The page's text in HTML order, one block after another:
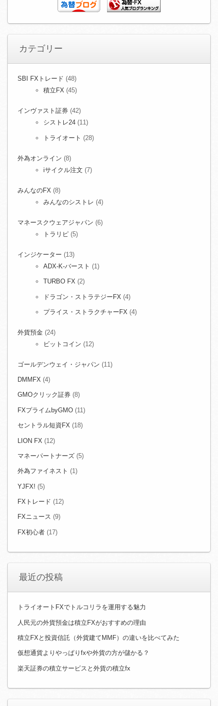
カテゴリー
SBI FXトレード (48)
積立FX (45)
インヴァスト証券 (42)
シストレ24 (11)
トライオート (28)
外為オンライン (8)
iサイクル注文 (7)
みんなのFX (8)
みんなのシストレ (4)
マネースクウェアジャパン (6)
トラリピ (5)
インジケーター (13)
ADX-K-バースト (1)
TURBO FX (2)
ドラゴン・ストラテジーFX (4)
プライス・ストラクチャーFX (4)
外貨預金 (24)
ビットコイン (12)
ゴールデンウェイ・ジャパン (11)
DMMFX (4)
GMOクリック証券 (8)
FXプライムbyGMO (11)
セントラル短資FX (18)
LION FX (12)
マネーパートナーズ (5)
外為ファイネスト (1)
YJFX! (5)
FXトレード (12)
FXニュース (9)
FX初心者 (17)
最近の投稿
トライオートFXでトルコリラを運用する魅力
人民元の外貨預金は積立FXがおすすめの理由
積立FXと投資信託（外貨建てMMF）の違いを比べてみた
仮想通貨よりやっぱりfxや外貨の方が儲かる？
楽天証券の積立サービスと外貨の積立fx